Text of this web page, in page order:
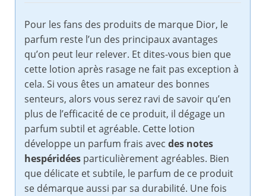
Pour les fans des produits de marque Dior, le
parfum reste l’un des principaux avantages
qu’on peut leur relever. Et dites-vous bien que
cette lotion après rasage ne fait pas exception à
cela. Si vous êtes un amateur des bonnes
senteurs, alors vous serez ravi de savoir qu’en
plus de l’efficacité de ce produit, il dégage un
parfum subtil et agréable. Cette lotion
développe un parfum frais avec des notes
hespéridées particulièrement agréables. Bien
que délicate et subtile, le parfum de ce produit
se démarque aussi par sa durabilité. Une fois